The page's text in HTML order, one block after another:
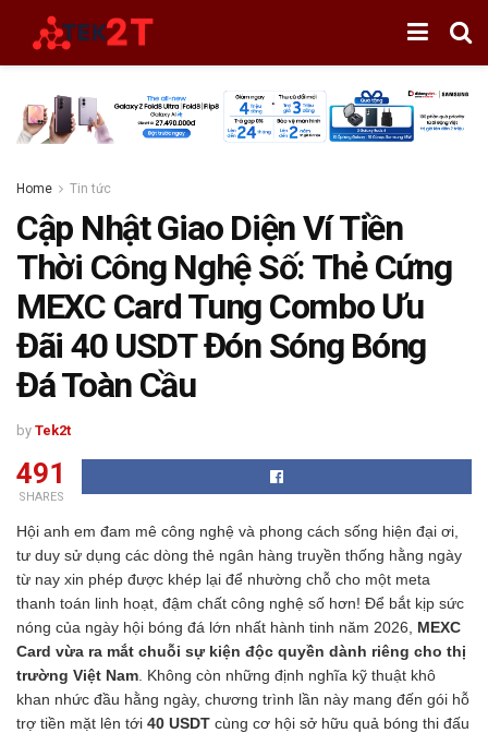
Home Tin tức
Cập Nhật Giao Diện Ví Tiền
Thời Công Nghệ Số: Thẻ Cứng
MEXC Card Tung Combo Ưu
Đãi 40 USDT Đón Sóng Bóng
Đá Toàn Cầu
by Tek2t
491
SHARES
Hội anh em đam mê công nghệ và phong cách sống hiện đại ơi,
tư duy sử dụng các dòng thẻ ngân hàng truyền thống hằng ngày
từ nay xin phép được khép lại để nhường chỗ cho một meta
thanh toán linh hoạt, đậm chất công nghệ số hơn! Để bắt kịp sức
nóng của ngày hội bóng đá lớn nhất hành tinh năm 2026, MEXC
Card vừa ra mắt chuỗi sự kiện độc quyền dành riêng cho thị
trường Việt Nam . Không còn những định nghĩa kỹ thuật khô
khan nhức đầu hằng ngày, chương trình lần này mang đến gói hỗ
trợ tiền mặt lên tới 40 USDT cùng cơ hội sở hữu quả bóng thi đấu